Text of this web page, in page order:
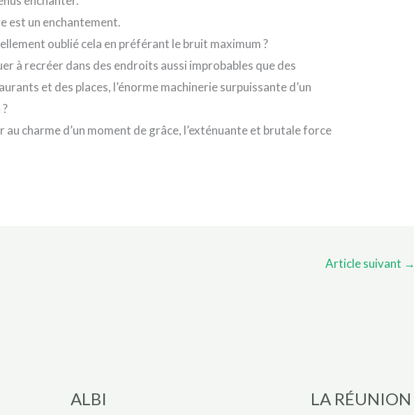
est un enchantement.
oublié cela en préférant le bruit maximum ?
à recréer dans des endroits aussi improbables que des
et des places, l’énorme machinerie surpuissante d’un
charme d’un moment de grâce, l’exténuante et brutale force
Article suivant →
ALBI LA RÉUNION